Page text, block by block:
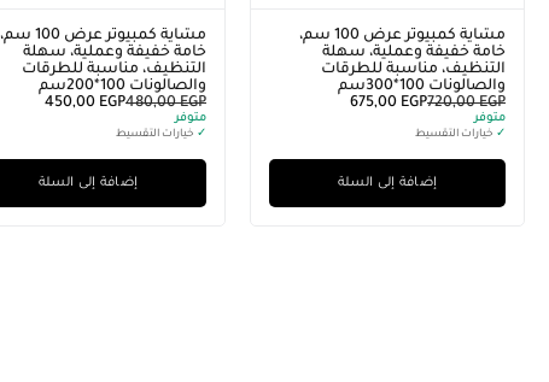
مشاية كمبيوتر عرض 100 سم،
خامة خفيفة وعملية، سهلة
التنظيف، مناسبة للطرقات
والصالونات 100*300سم
720,00EGP
675,00 EGP
متوفر
✓ خيارات التقسيط
إضافة إلى السلة
مشاية كمبيوتر عرض 100 سم،
خامة خفيفة وعملية، سهلة
التنظيف، مناسبة للطرقات
والصالونات 100*200سم
480,00EGP
450,00 EGP
متوفر
✓ خيارات التقسيط
إضافة إلى السلة